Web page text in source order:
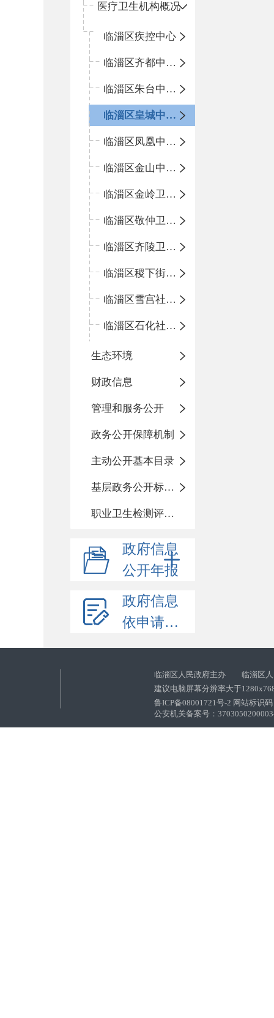
医疗卫生机构概况
临淄区疾控中心
临淄区齐都中心卫生院
临淄区朱台中心卫生院
临淄区皇城中心卫生院
临淄区凤凰中心卫生院
临淄区金山中心卫生院
临淄区金岭卫生院
临淄区敬仲卫生院
临淄区齐陵卫生院
临淄区稷下街道淄江社区卫生服务中心
临淄区雪宫社区卫生服务中心
临淄区石化社区卫生服务中心
生态环境
财政信息
管理和服务公开
政务公开保障机制
主动公开基本目录
基层政务公开标准化目录
职业卫生检测评价信息
政府信息
公开年报
政府信息
依申请公开
临淄区人民政府主办 临淄区人
建议电脑屏幕分辨率大于
鲁ICP备08001721号-2 网站标识
公安机关备案号：